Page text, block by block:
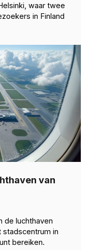
waar twee
in Finland
van
de luchthaven
stadscentrum in
bereiken.